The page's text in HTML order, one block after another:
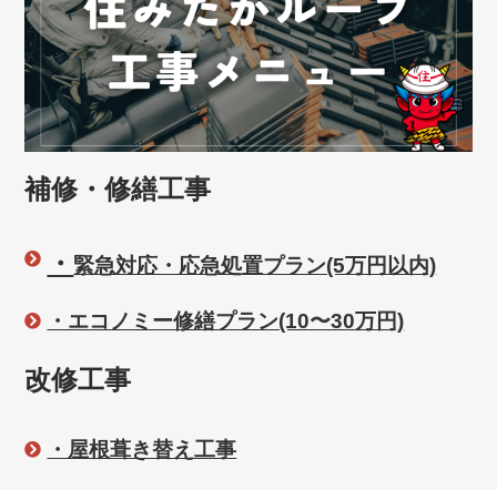
補修・修繕工事
・ 緊急対応・応急処置プラン(5万円以内)
・エコノミー修繕プラン(10〜30万円)
改修工事
・屋根葺き替え工事